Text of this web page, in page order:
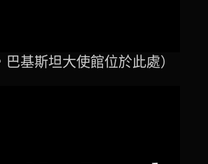
巴基斯坦大使館位於此處）